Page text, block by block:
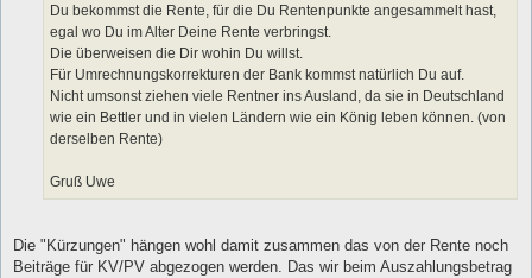
Du bekommst die Rente, für die Du Rentenpunkte angesammelt hast,
egal wo Du im Alter Deine Rente verbringst.
Die überweisen die Dir wohin Du willst.
Für Umrechnungskorrekturen der Bank kommst natürlich Du auf.
Nicht umsonst ziehen viele Rentner ins Ausland, da sie in Deutschland
wie ein Bettler und in vielen Ländern wie ein König leben können. (von
derselben Rente)
Gruß Uwe
Die "Kürzungen" hängen wohl damit zusammen das von der Rente noch
Beiträge für KV/PV abgezogen werden. Das wir beim Auszahlungsbetrag